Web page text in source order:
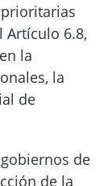
Artículo 6.8,
la
la
de
de
de la